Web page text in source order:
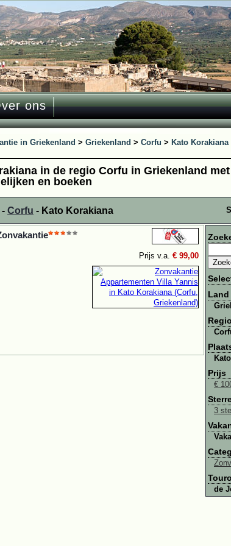
ons
in Griekenland > Griekenland > Corfu > Kato Korakiana
in de regio Corfu in Griekenland
en boeken
- Corfu - Kato Korakiana
Prijs v.a. € 99,00
Land
Regio
Prijs
€
3
de